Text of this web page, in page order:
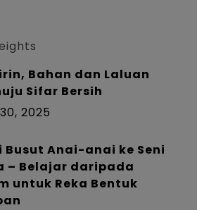
Bahan dan Laluan
Sifar Bersih
2025
Busut Anai-anai ke Seni
– Belajar daripada
untuk Reka Bentuk